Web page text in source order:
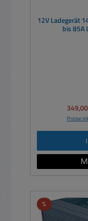
12V Ladegerät
bis 85A
Preise
%Rabatt